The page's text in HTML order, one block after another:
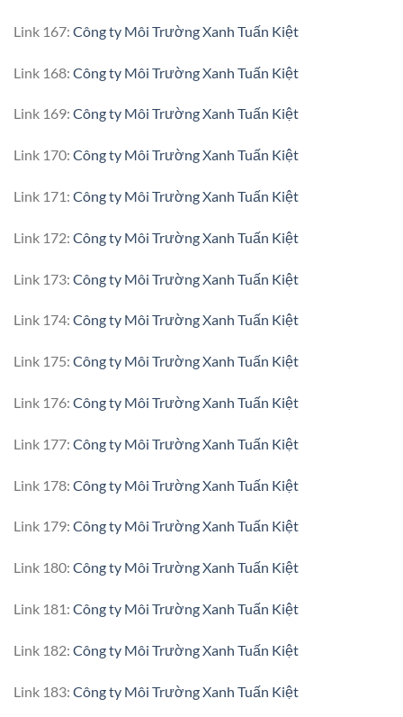
Link 167: Công ty Môi Trường Xanh Tuấn Kiệt
Link 168: Công ty Môi Trường Xanh Tuấn Kiệt
Link 169: Công ty Môi Trường Xanh Tuấn Kiệt
Link 170: Công ty Môi Trường Xanh Tuấn Kiệt
Link 171: Công ty Môi Trường Xanh Tuấn Kiệt
Link 172: Công ty Môi Trường Xanh Tuấn Kiệt
Link 173: Công ty Môi Trường Xanh Tuấn Kiệt
Link 174: Công ty Môi Trường Xanh Tuấn Kiệt
Link 175: Công ty Môi Trường Xanh Tuấn Kiệt
Link 176: Công ty Môi Trường Xanh Tuấn Kiệt
Link 177: Công ty Môi Trường Xanh Tuấn Kiệt
Link 178: Công ty Môi Trường Xanh Tuấn Kiệt
Link 179: Công ty Môi Trường Xanh Tuấn Kiệt
Link 180: Công ty Môi Trường Xanh Tuấn Kiệt
Link 181: Công ty Môi Trường Xanh Tuấn Kiệt
Link 182: Công ty Môi Trường Xanh Tuấn Kiệt
Link 183: Công ty Môi Trường Xanh Tuấn Kiệt